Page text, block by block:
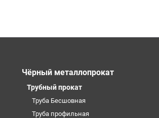
Чёрный металлопрокат
Трубный прокат
Труба Бесшовная
Труба профильная